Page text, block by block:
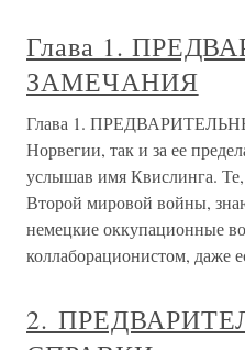
Глава 1.
ЗАМЕЧАНИЯ
Глава 1.
Норвегии, так и за ее
услышав имя Квислинга. Те,
Второй мировой войны,
немецкие оккупационные
коллаборационистом, даже
2.